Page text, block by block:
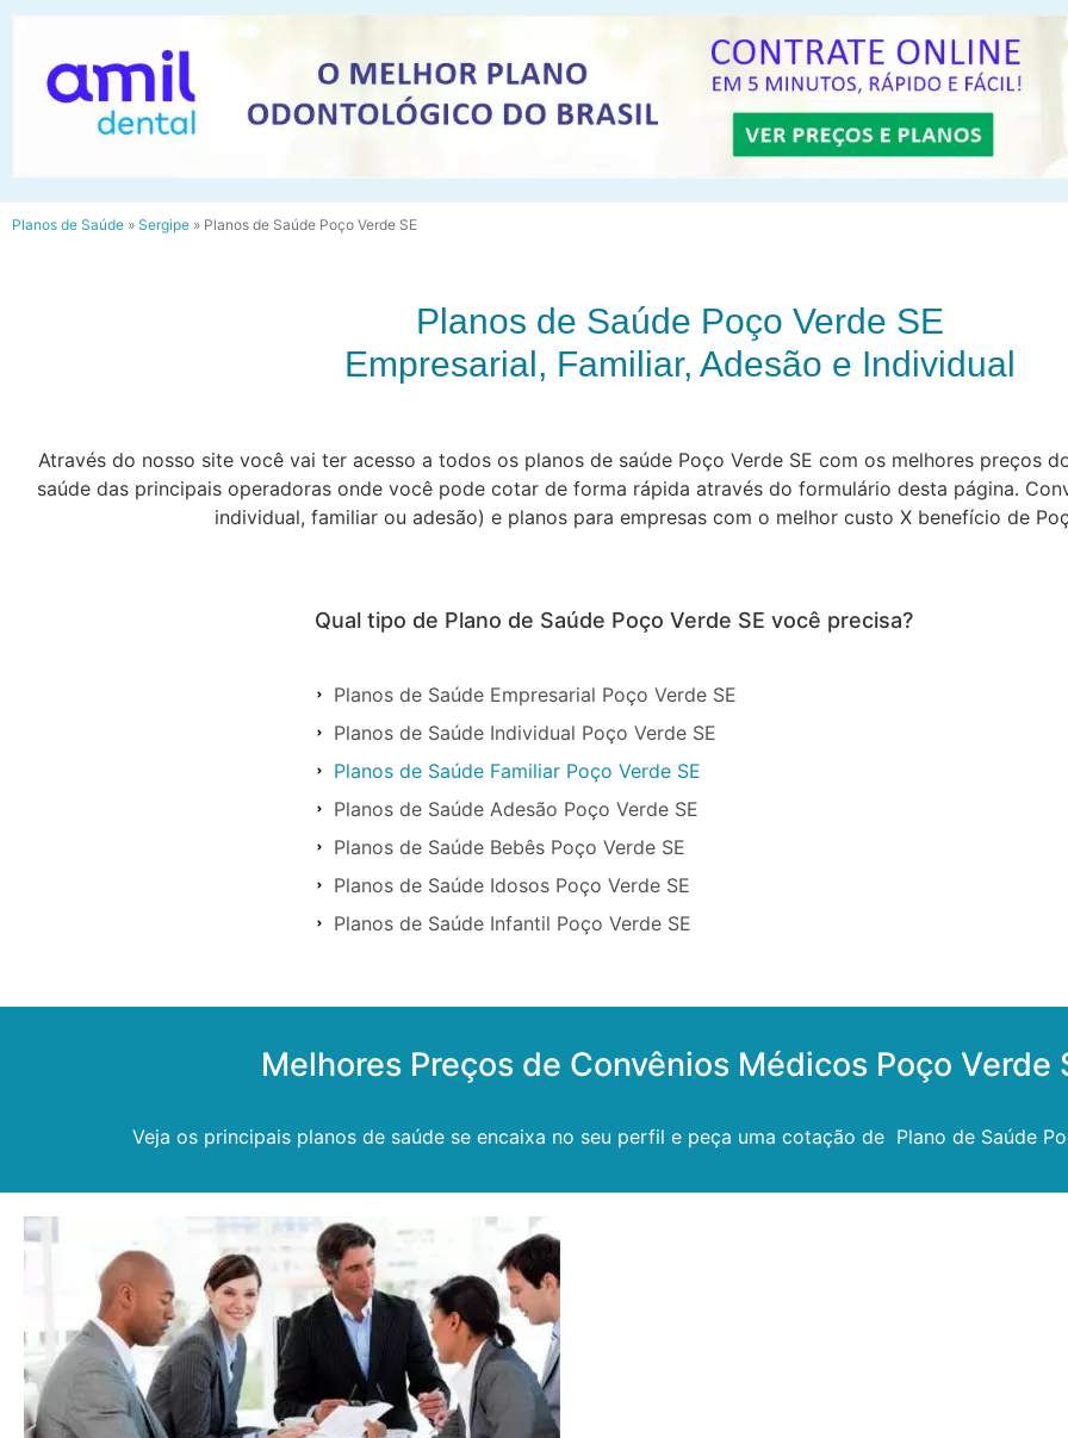
Planos de Saúde » Sergipe » Planos de Saúde Poço Verde SE
Planos de Saúde Poço Verde SE
Empresarial, Familiar, Adesão e Individual
Através do nosso site você vai ter acesso a todos os planos de saúde Poço Verde SE com os melhores preços
saúde das principais operadoras onde você pode cotar de forma rápida através do formulário desta página.
individual, familiar ou adesão) e planos para empresas com o melhor custo X benefício de
Qual tipo de Plano de Saúde Poço Verde SE você precisa?
Planos de Saúde Empresarial Poço Verde SE
Planos de Saúde Individual Poço Verde SE
Planos de Saúde Familiar Poço Verde SE
Planos de Saúde Adesão Poço Verde SE
Planos de Saúde Bebês Poço Verde SE
Planos de Saúde Idosos Poço Verde SE
Planos de Saúde Infantil Poço Verde SE
Melhores Preços de Convênios Médicos Poço Verde
Veja os principais planos de saúde se encaixa no seu perfil e peça uma cotação de Plano de Saúde